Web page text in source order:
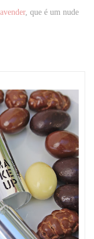
, que é um nude